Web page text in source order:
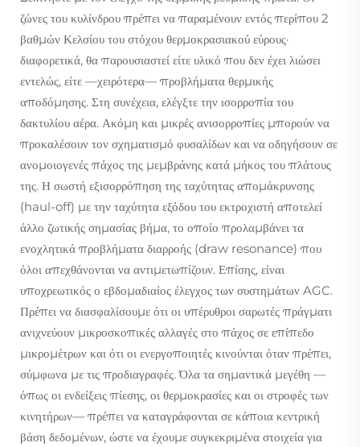
ζώνες του κυλίνδρου πρέπει να παραμένουν εντός περίπου 2
βαθμών Κελσίου του στόχου θερμοκρασιακού εύρους·
διαφορετικά, θα παρουσιαστεί είτε υλικό που δεν έχει λιώσει
εντελώς, είτε —χειρότερα— προβλήματα θερμικής
αποδόμησης. Στη συνέχεια, ελέγξτε την ισορροπία του
δακτυλίου αέρα. Ακόμη και μικρές ανισορροπίες μπορούν να
προκαλέσουν τον σχηματισμό φυσαλίδων και να οδηγήσουν σε
ανομοιογενές πάχος της μεμβράνης κατά μήκος του πλάτους
της. Η σωστή εξισορρόπηση της ταχύτητας απομάκρυνσης
(haul-off) με την ταχύτητα εξόδου του εκτροχιστή αποτελεί
άλλο ζωτικής σημασίας βήμα, το οποίο προλαμβάνει τα
ενοχλητικά προβλήματα διαρροής (draw resonance) που
όλοι απεχθάνονται να αντιμετωπίζουν. Επίσης, είναι
υποχρεωτικός ο εβδομαδιαίος έλεγχος των συστημάτων AGC.
Πρέπει να διασφαλίσουμε ότι οι υπέρυθροι σαρωτές πράγματι
ανιχνεύουν μικροσκοπικές αλλαγές στο πάχος σε επίπεδο
μικρομέτρων και ότι οι ενεργοποιητές κινούνται όταν πρέπει,
σύμφωνα με τις προδιαγραφές. Όλα τα σημαντικά μεγέθη —
όπως οι ενδείξεις πίεσης, οι θερμοκρασίες και οι στροφές των
κινητήρων— πρέπει να καταγράφονται σε κάποια κεντρική
βάση δεδομένων, ώστε να έχουμε συγκεκριμένα στοιχεία για